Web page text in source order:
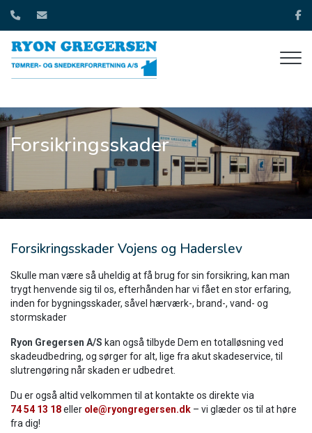
Gå
hovedindhold
Forsikringsskader
Forsikringsskader Vojens og Haderslev
Skulle man være så uheldig at få brug for sin forsikring, kan man
trygt henvende sig til os, efterhånden har vi fået en stor erfaring,
inden for bygningsskader, såvel hærværk-, brand-, vand- og
stormskader
Ryon Gregersen A/S kan også tilbyde Dem en totalløsning ved
skadeudbedring, og sørger for alt, lige fra akut skadeservice, til
slutrengøring når skaden er udbedret.​
Du er også altid velkommen til at kontakte os direkte via
74 54 13 18eller ole@ryongregersen.dk – vi glæder os til at høre
fra dig!